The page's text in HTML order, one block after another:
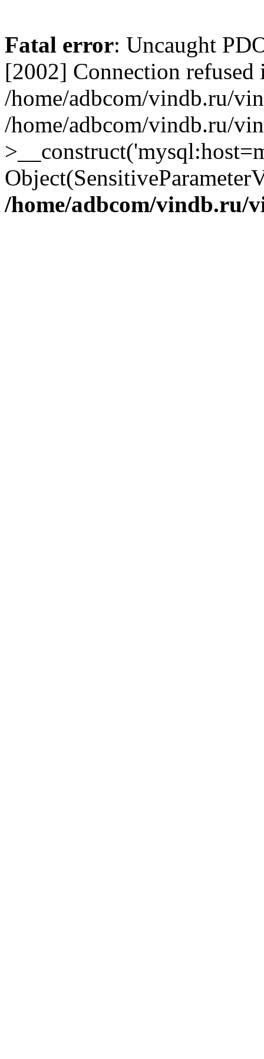
Fatal error: Uncaught
[2002] Connection refused
/home/adbcom/vindb.ru/
/home/adbcom/vindb.ru/
/home/adbcom/vindb.ru/